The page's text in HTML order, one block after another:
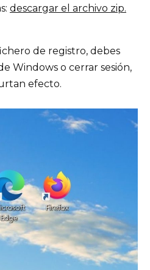
descargar el archivo zip.
de registro, debes
Windows o cerrar sesión,
efecto.